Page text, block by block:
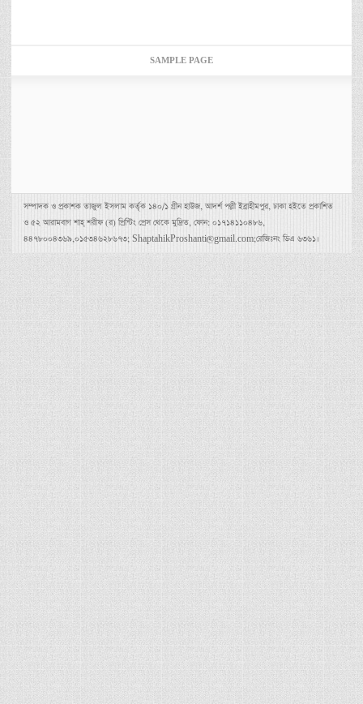
SAMPLE PAGE
সম্পাদক ও প্রকাশক তাজুল ইসলাম কর্তৃক ১৪০/১ গ্রীন হাউজ, আদর্শ পল্লী ইব্রাহীমপুর, ঢাকা হইতে প্রকাশিত
ও ৫২ আরামবাগ শাহ্ শরীফ (র) প্রিন্টিং প্রেস থেকে মুদ্রিত, ফোন: ০১৭১৪১১০৪৮৬,
৪৪৭৮০০৪৩৬৯,০১৫৩৪৬২৮৬৭৩; ShaptahikProshanti@gmail.com;রেজিঃনং ডিএ ৬৩৬১।